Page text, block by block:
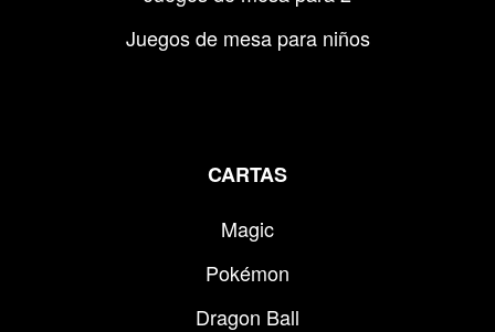
Juegos de mesa para niños
CARTAS
Magic
Pokémon
Dragon Ball